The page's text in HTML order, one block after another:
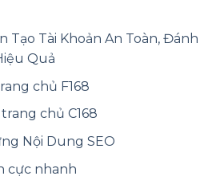
Tạo Tài Khoản An Toàn, Đánh
Quả
chủ F168
chủ C168
Nội Dung SEO
cực nhanh